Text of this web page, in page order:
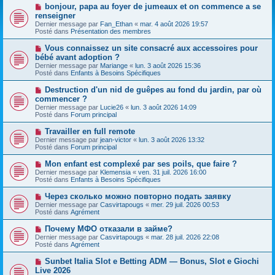
N
u
v
e
a
u
m
e
s
a
g
e
bonjour, papa au foyer de jumeaux et on commence a se
renseigner
Dernier message par Fan_Ethan « mar. 4 août 2026 19:57
Posté dans Présentation des membres
N
o
u
v
e
a
m
e
s
a
e
Vous connaissez un site consacré aux accessoires pour
bébé avant adoption ?
Dernier message par Mariange « lun. 3 août 2026 15:36
Posté dans Enfants à Besoins Spécifiques
N
u
v
e
a
m
e
s
s
a
g
e
Destruction d'un nid de guêpes au fond du jardin, par où
commencer ?
Dernier message par Lucie26 « lun. 3 août 2026 14:09
Posté dans Forum principal
N
o
u
v
e
a
u
m
e
s
s
a
g
e
Travailler en full remote
Dernier message par jean-victor « lun. 3 août 2026 13:32
Posté dans Forum principal
N
o
u
v
e
a
u
m
e
s
a
g
e
Mon enfant est complexé par ses poils, que faire ?
Dernier message par Klemensia « ven. 31 juil. 2026 16:00
Posté dans Enfants à Besoins Spécifiques
N
o
u
v
e
a
u
m
e
s
s
Через сколько можно повторно подать заявку
Dernier message par Casvirtapougs « mer. 29 juil. 2026 00:53
Posté dans Agrément
N
o
u
v
e
a
u
Почему МФО отказали в займе?
Dernier message par Casvirtapougs « mar. 28 juil. 2026 22:08
Posté dans Agrément
NSunbet Italia Slot e Betting ADM — Bonus, Slot e Giochi
Live 2026